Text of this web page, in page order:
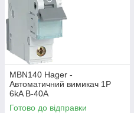
MBN140 Hager -
Автоматичний вимикач 1P
6kA B-40A
Готово до відправки